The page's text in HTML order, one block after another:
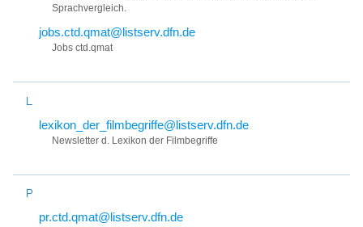
Sprachvergleich.
jobs.ctd.qmat@listserv.dfn.de
Jobs ctd.qmat
L
lexikon_der_filmbegriffe@listserv.dfn.de
Newsletter d. Lexikon der Filmbegriffe
P
pr.ctd.qmat@listserv.dfn.de